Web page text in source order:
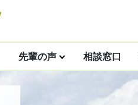
先輩の声 相談窓口